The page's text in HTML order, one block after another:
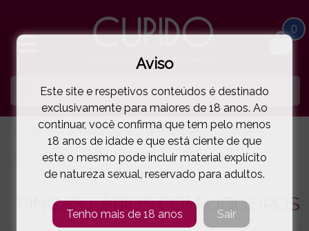
0
PINÇAS MAMILOS E CLÍTORIS
BAD KITTY PINÇAS LÁBIOS COM LIGUEIROS( 11-24921801001 )
PINÇAS LÁBIOS COM LIGUEIROS
Aviso
Este site e respetivos conteúdos é destinado
exclusivamente para maiores de 18 anos. Ao
continuar, você confirma que tem pelo menos
18 anos de idade e que está ciente de que
este o mesmo pode incluir material explícito
de natureza sexual, reservado para adultos.
Tenho mais de 18 anos Sair